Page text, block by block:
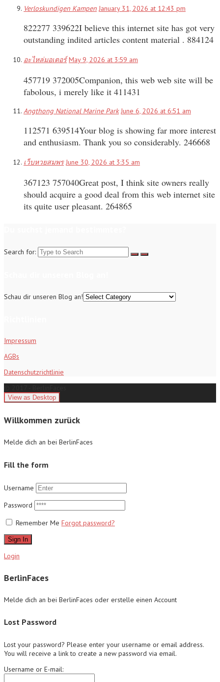
Verloskundigen Kampen January 31, 2026 at 12:43 pm
822277 339622I believe this internet site has got very
outstanding indited articles content material . 884124
อะไหล่มอเตอร์ May 9, 2026 at 3:59 am
457719 372005Companion, this web web site will be
fabolous, i merely like it 411431
Angthong National Marine Park June 6, 2026 at 6:51 am
112571 639514Your blog is showing far more interest
and enthusiasm. Thank you so considerably. 246668
เว็บหวยสมพร June 30, 2026 at 3:35 am
367123 757040Great post, I think site owners really
should acquire a good deal from this web internet site
its quite user pleasant. 264865
Search for:
Schau dir unseren Blog an!
Impressum
AGBs
Datenschutzrichtlinie
Willkommen zurück
Melde dich an bei BerlinFaces
Fill the form
Username
Password
Remember Me Forgot password?
Sign In
Login
BerlinFaces
Melde dich an bei BerlinFaces oder erstelle einen Account
Lost Password
Lost your password? Please enter your username or email address.
You will receive a link to create a new password via email.
Username or E-mail: